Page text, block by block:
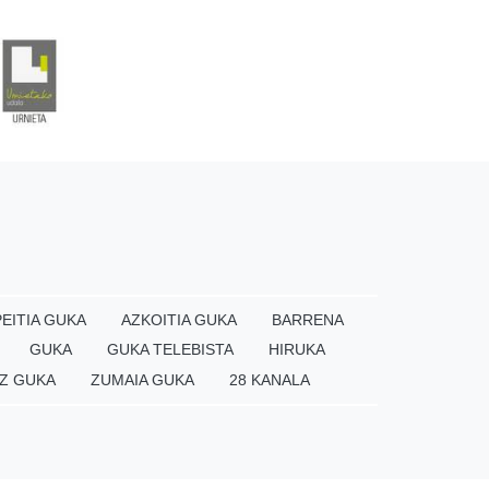
GUKA AZKOITIA GUKA
BARRENA
GUKA
GUKA TELEBISTA
HIRUKA
GUKA
ZUMAIA GUKA 28 KANALA